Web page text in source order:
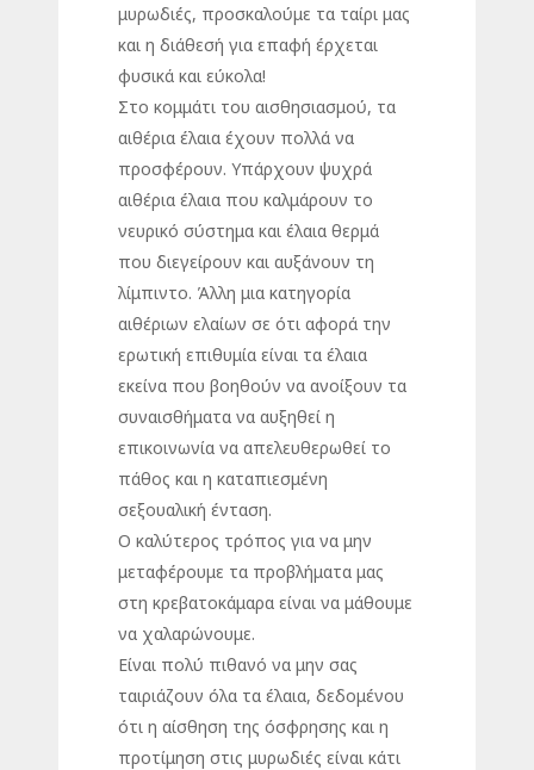
μυρωδιές, προσκαλούμε τα ταίρι μας
και η διάθεσή για επαφή έρχεται
φυσικά και εύκολα!
Στο κομμάτι του αισθησιασμού, τα
αιθέρια έλαια έχουν πολλά να
προσφέρουν. Υπάρχουν ψυχρά
αιθέρια έλαια που καλμάρουν το
νευρικό σύστημα και έλαια θερμά
που διεγείρουν και αυξάνουν τη
λίμπιντο. Άλλη μια κατηγορία
αιθέριων ελαίων σε ότι αφορά την
ερωτική επιθυμία είναι τα έλαια
εκείνα που βοηθούν να ανοίξουν τα
συναισθήματα να αυξηθεί η
επικοινωνία να απελευθερωθεί το
πάθος και η καταπιεσμένη
σεξουαλική ένταση.
Ο καλύτερος τρόπος για να μην
μεταφέρουμε τα προβλήματα μας
στη κρεβατοκάμαρα είναι να μάθουμε
να χαλαρώνουμε.
Είναι πολύ πιθανό να μην σας
ταιριάζουν όλα τα έλαια, δεδομένου
ότι η αίσθηση της όσφρησης και η
προτίμηση στις μυρωδιές είναι κάτι